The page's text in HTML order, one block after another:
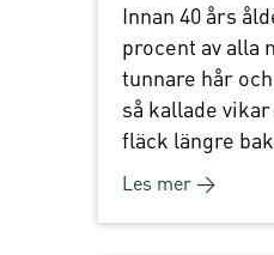
Innan 40 års
procent av alla
tunnare hår
så kallade
fläck längre
Les mer →